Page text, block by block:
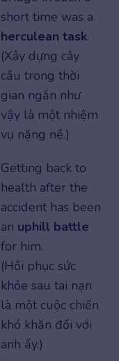
short time was a
herculean task.
(Xây dựng cây
cầu trong thời
gian ngắn như
vậy là một nhiệm
vụ nặng nề.)
Getting back to
health after the
accident has been
an uphill battle
for him.
(Hồi phục sức
khỏe sau tai nạn
là một cuộc chiến
khó khăn đối với
anh ấy.)